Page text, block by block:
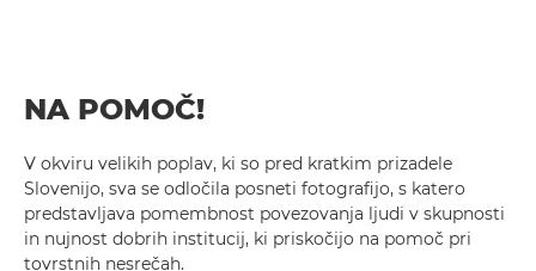
NA POMOČ!
V okviru velikih poplav, ki so pred kratkim prizadele
Slovenijo, sva se odločila posneti fotografijo, s katero
predstavljava pomembnost povezovanja ljudi v skupnosti
in nujnost dobrih institucij, ki priskočijo na pomoč pri
tovrstnih nesrečah.